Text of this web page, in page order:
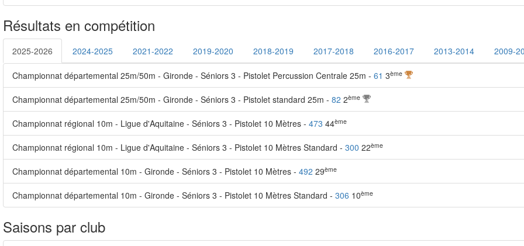
Résultats en compétition
2025-2026 2024-2025 2021-2022 2019-2020 2018-2019 2017-2018 2016-2017 2013-2014 2009-
Championnat départemental 25m/50m - Gironde - Séniors 3 - Pistolet Percussion Centrale 25m - 61 3ème
Championnat départemental 25m/50m - Gironde - Séniors 3 - Pistolet standard 25m - 82 2ème
Championnat régional 10m - Ligue d'Aquitaine - Séniors 3 - Pistolet 10 Mètres - 473 44ème
Championnat régional 10m - Ligue d'Aquitaine - Séniors 3 - Pistolet 10 Mètres Standard - 300 22ème
Championnat départemental 10m - Gironde - Séniors 3 - Pistolet 10 Mètres - 492 29ème
Championnat départemental 10m - Gironde - Séniors 3 - Pistolet 10 Mètres Standard - 306 10ème
Saisons par club